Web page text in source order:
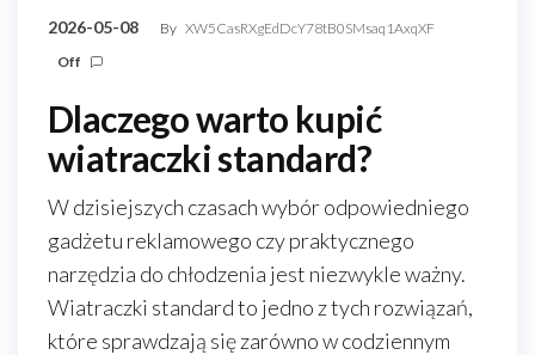
2026-05-08 By XW5CasRXgEdDcY78tB0SMsaq1AxqXF
Off
Dlaczego warto kupić
wiatraczki standard?
W dzisiejszych czasach wybór odpowiedniego
gadżetu reklamowego czy praktycznego
narzędzia do chłodzenia jest niezwykle ważny.
Wiatraczki standard to jedno z tych rozwiązań,
które sprawdzają się zarówno w codziennym